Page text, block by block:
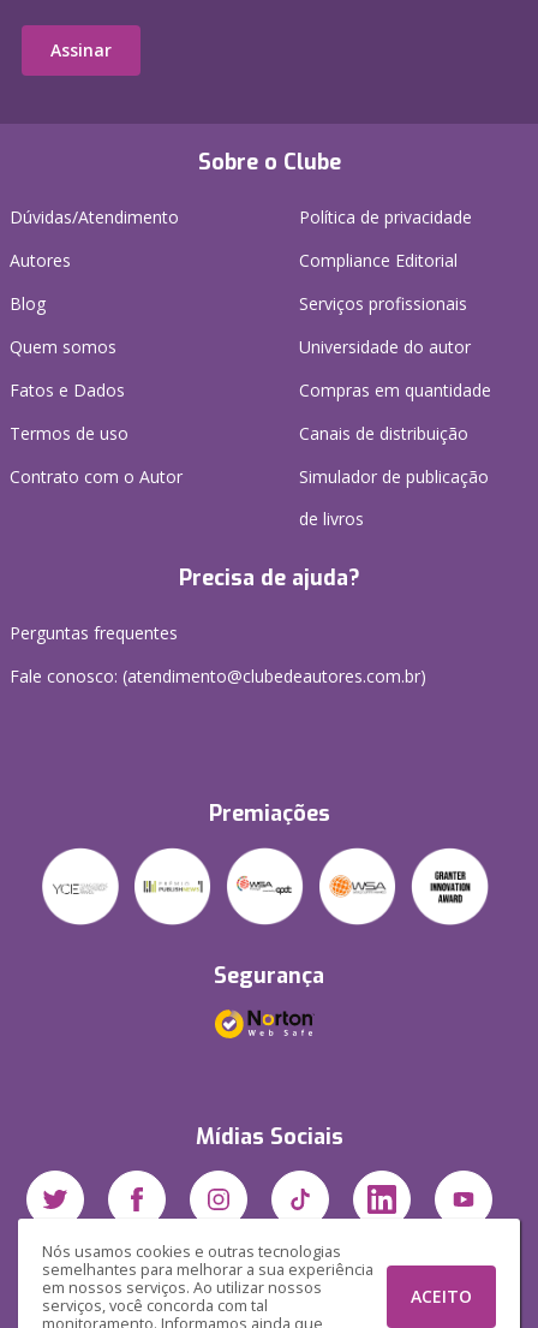
Nós usamos cookies e outras tecnologias
semelhantes para melhorar a sua experiência
em nossos serviços. Ao utilizar nossos
serviços, você concorda com tal
monitoramento. Informamos ainda que
ACEITO
Sobre o Clube
Dúvidas/Atendimento
Autores
Blog
Quem somos
Fatos e Dados
Termos de uso
Contrato com o Autor
Política de privacidade
Compliance Editorial
Serviços profissionais
Universidade do autor
Compras em quantidade
Canais de distribuição
Simulador de publicação
de livros
Precisa de ajuda?
Perguntas frequentes
Fale conosco: (atendimento@clubedeautores.com.br)
Premiações
Segurança
Mídias Sociais
Assinar